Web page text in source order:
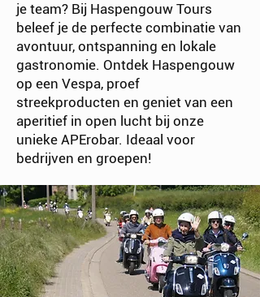
je team? Bij Haspengouw Tours
beleef je de perfecte combinatie van
avontuur, ontspanning en lokale
gastronomie. Ontdek Haspengouw
op een Vespa, proef
streekproducten en geniet van een
aperitief in open lucht bij onze
unieke APErobar. Ideaal voor
bedrijven en groepen!